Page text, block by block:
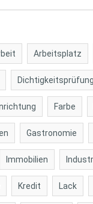
Arbeitsplatz
Dichtigkeitsprüfung
Farbe
Gastronomie
Immobilien
Kredit Lack